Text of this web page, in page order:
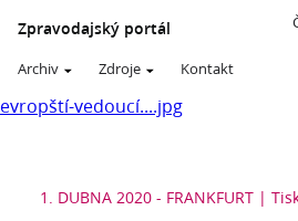
Zpravodajský portál
Archiv Zdroje Kontakt
evropští-vedoucí....jpg
1. DUBNA 2020 - FRANKFURT